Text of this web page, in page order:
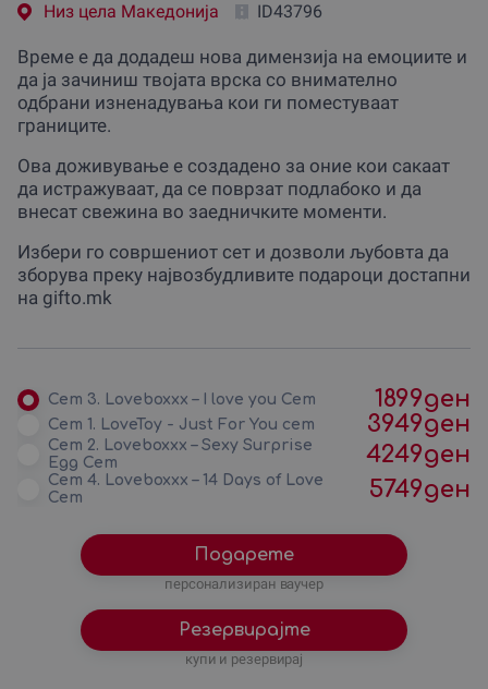
Низ цела Македониjа ID43796
Време е да додадеш нова димензија на емоциите и
да ја зачиниш твојата врска со внимателно
одбрани изненадувања кои ги поместуваат
границите.
Ова доживување е создадено за оние кои сакаат
да истражуваат, да се поврзат подлабоко и да
внесат свежина во заедничките моменти.
Избери го совршениот сет и дозволи љубовта да
зборува преку највозбудливите подароци достапни
на gifto.mk
Сет 3. Loveboxxx – I love you Сет 1899ден
Сет 1. LoveToy - Just For You сет 3949ден
Сет 2. Loveboxxx – Sexy Surprise
Egg Сет
4249ден
Сет 4. Loveboxxx – 14 Days of Love
Сет
5749ден
Подарете
персонализиран ваучер
Резервирајте
купи и резервирај